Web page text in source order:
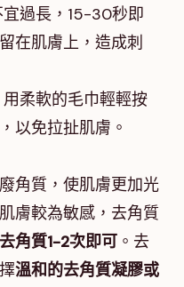
過長，15-30秒即
在肌膚上，造成刺
柔軟的毛巾輕輕按
以免拉扯肌膚。
角質，使肌膚更加光
膚較為敏感，去角質
角質1-2次即可 。去
溫和的去角質凝膠或